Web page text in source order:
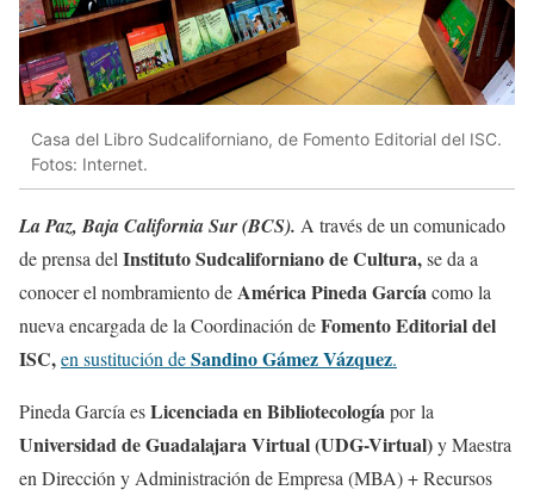
Casa del Libro Sudcaliforniano, de Fomento Editorial del ISC.
Fotos: Internet.
La Paz, Baja California Sur (BCS). A través de un comunicado
de prensa del Instituto Sudcaliforniano de Cultura,se da a
conocer el nombramiento deAmérica Pineda Garcíacomo la
nueva encargada de la Coordinación deFomento Editorial del
ISC,en sustitución deSandino Gámez Vázquez.
Pineda García esLicenciada en Bibliotecologíapor la
Universidad de Guadalajara Virtual (UDG-Virtual)y Maestra
en Dirección y Administración de Empresa (MBA) + Recursos